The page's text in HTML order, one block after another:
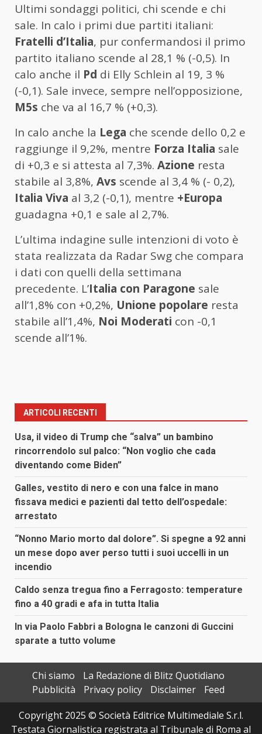
Ultimi sondaggi politici, chi scende e chi
sale. In calo i primi due partiti italiani:
Fratelli d’Italia, pur confermandosi il primo
partito italiano scende al 28,1 % (-0,5). In
calo anche il Pd di Elly Schlein al 19, 3 %
(-0,1). Sale invece, sempre nell’opposizione,
M5s che va al 16,7 % (+0,3).
In calo anche la Lega che scende dello 0,2 e
raggiunge il 9,2%, mentre Forza Italia sale
di +0,3 e si attesta al 7,3%. Azione resta
stabile al 3,8%, Avs scende al 3,4 % (- 0,2),
Italia Viva al 3,2 (-0,1), mentre +Europa
guadagna +0,1 e sale al 2,7%.
L’ultima indagine sulle intenzioni di voto è
stata realizzata da Radar Swg che compara
i dati con quelli della settimana
precedente. L’Italia con Paragone sale
all’1,8% con +0,2%, Unione popolare resta
stabile all’1,4%, Noi Moderati con -0,1
scende all’1%.
ARTICOLI RECENTI
Usa, il video di Trump che “salva” un bambino
rincorrendolo sul palco: “Non voglio che cada
diventando come Biden”
Galles, vestito di nero e con una falce in mano
fissava medici e pazienti dal tetto dell’ospedale:
arrestato
“Nonno Mario morto dal dolore”. Si spegne a 92 anni
un mese dopo aver perso tutti i suoi uccelli in un
incendio
Caldo senza tregua fino a Ferragosto: temperature
fino a 40 gradi e afa in tutta Italia
In via Paolo Fabbri a Bologna le canzoni di Guccini
sparate a tutto volume
Chi siamo
La Redazione di Blitz Quotidiano
Pubblicità
Privacy policy Disclaimer
Feed
Copyright 2025 © Società Editrice Multimediale S.r.l.
Testata Giornalistica registrata al Tribunale di Roma al